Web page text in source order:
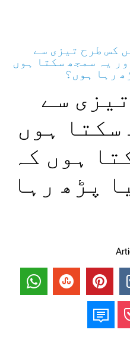
کس طرح تیزی سے
یہ سمجھ سکتا ہوں
رہا ہوں؟
سے
سکتا ہوں
ہوں کہ
پڑھ رہا